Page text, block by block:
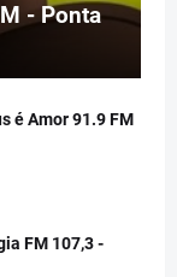
- Ponta
é Amor 91.9 FM
FM 107,3 -